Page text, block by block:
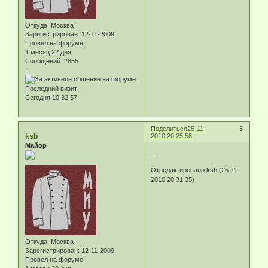
Откуда: Москва
Зарегистрирован: 12-11-2009
Провел на форуме:
1 месяц 22 дня
Сообщений: 2855
.:
Последний визит:
Сегодня 10:32:57
Поделиться 3
25-11-
2010 20:25:58
ksb
Майор
Откуда: Москва
Зарегистрирован: 12-11-2009
Провел на форуме:
Отредактировано ksb (25-11-
2010 20:31:35)